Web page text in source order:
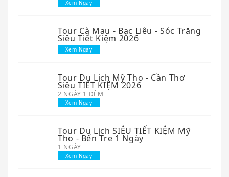
Xem Ngay
Tour Cà Mau - Bạc Liêu - Sóc Trăng
Siêu Tiết Kiệm 2026
Xem Ngay
Tour Du Lịch Mỹ Tho - Cần Thơ
Siêu TIẾT KIỆM 2026
2 NGÀY 1 ĐÊM
Xem Ngay
Tour Du Lịch SIÊU TIẾT KIỆM Mỹ
Tho - Bến Tre 1 Ngày
1 NGÀY
Xem Ngay